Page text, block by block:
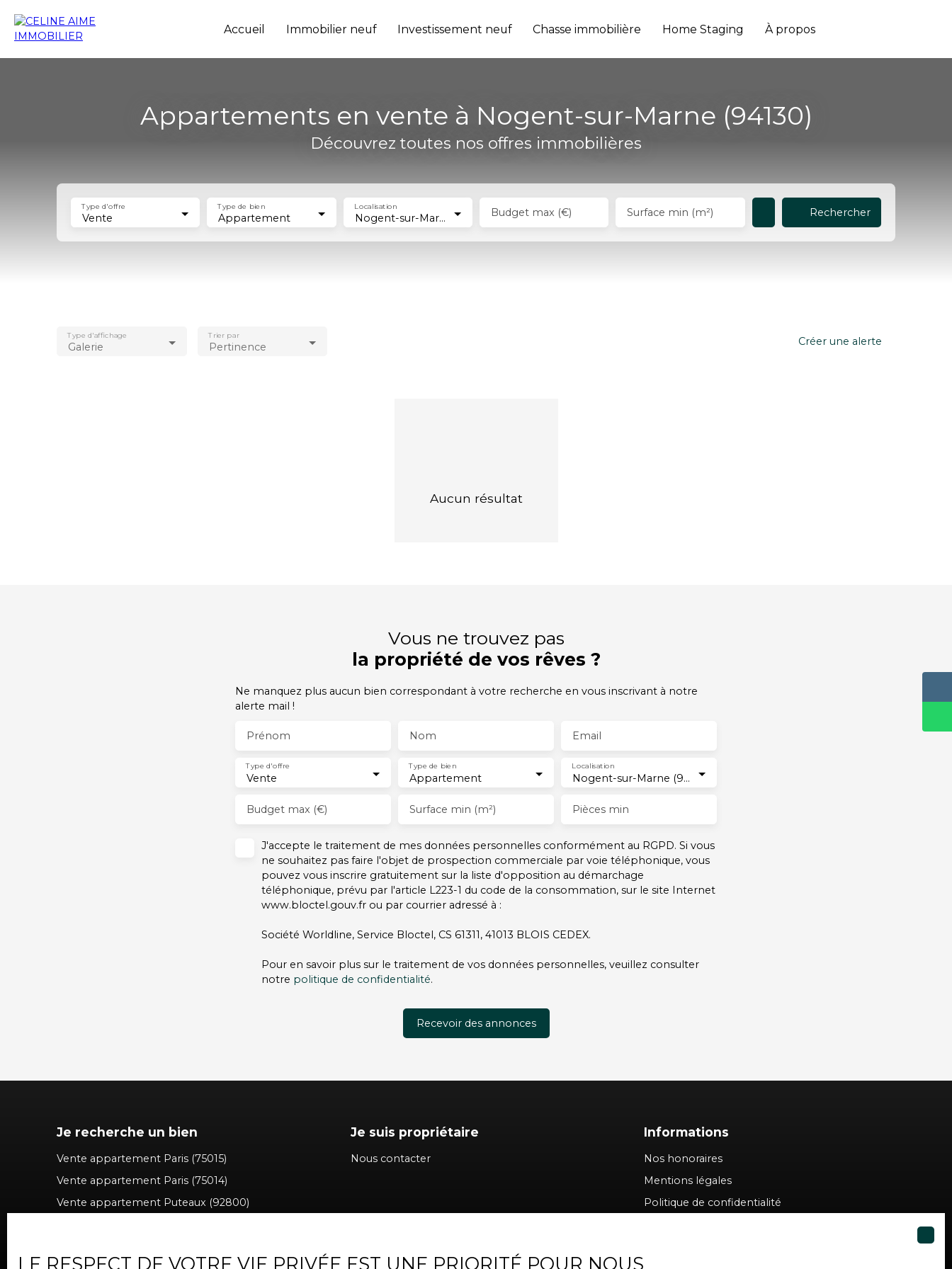
Accueil Immobilier neuf Investissement neuf Chasse immobilière Home Staging À propos
Appartements en vente à Nogent-sur-Marne (94130)
Découvrez toutes nos offres immobilières
Vente
Type d'offre
Appartement
Type de bien
Nogent-sur-Marne (94130)
Localisation Budget max (€) Surface min (m²) Rechercher
Galerie
Type d'affichage
Pertinence
Trier par Créer une alerte
Aucun résultat
Vous ne trouvez pas
la propriété de vos rêves ?
Ne manquez plus aucun bien correspondant à votre recherche en vous inscrivant à notre
alerte mail !
Prénom Nom Email
Vente
Type d'offre
Appartement
Type de bien
Nogent-sur-Marne (94130)
Localisation
Budget max (€) Surface min (m²) Pièces min
J'accepte le traitement de mes données personnelles conformément au RGPD. Si vous
ne souhaitez pas faire l'objet de prospection commerciale par voie téléphonique, vous
pouvez vous inscrire gratuitement sur la liste d'opposition au démarchage
téléphonique, prévu par l'article L223-1 du code de la consommation, sur le site Internet
www.bloctel.gouv.fr ou par courrier adressé à :
Société Worldline, Service Bloctel, CS 61311, 41013 BLOIS CEDEX.
Pour en savoir plus sur le traitement de vos données personnelles, veuillez consulter
notre politique de confidentialité.
Recevoir des annonces
Je recherche un bien
Vente appartement Paris (75015)
Vente appartement Paris (75014)
Vente appartement Puteaux (92800)
Je suis propriétaire
Nous contacter
Informations
Nos honoraires
Mentions légales
Politique de confidentialité
LE RESPECT DE VOTRE VIE PRIVÉE EST UNE PRIORITÉ POUR NOUS